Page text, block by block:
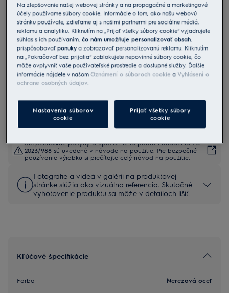
E4CM1-6ST
Prekvapkávací kávovar Create 4
2.6 (10)
Benefity
Začnite svoj deň neodolateľnou vôňou a chuťou čerstvej filtrovanej
kávy
Využite funkciu Aróma a pripravte si šálku kávy s výraznejšou chuťou.
Bezpečnostné pokyny a upozornenia podľa nariadenia EÚ
2023/988 sú uvedené v návode na použitie. Pre bezpečné
používanie výrobku si prečítajte celý návod na použitie.
Fotografie a videá v galérii na produktovej
stránke slúžia ako vizuálna referencia. Skutočné
vyhotovenie produktu sa môže v detailoch líšiť.
Kľúčové špecifikácie
Farba Nerezová oceľ
Na zlepšovanie našej webovej stránky a na propagačné a marketingové
účely používame súbory cookie. Informácie o tom, ako našu webovú
stránku používate, zdieľame aj s našimi partnermi pre sociálne médiá,
reklamu a analytiku. Kliknutím na „Prijať všetky súbory cookie“ vyjadrujete
súhlas s ich používaním,čo nám umožňuje personalizovať obsah,
prispôsobovaťponuky a zobrazovať personalizovanú reklamu. Kliknutím
na „Pokračovať bez prijatia“ zablokujete nepovinné súbory cookie, čo
môže ovplyvniť vaše používateľské prostredie a dostupné služby. Ďalšie
informácie nájdete v našomOznámení o súboroch cookie a Vyhlásení o
ochrane osobných údajov.
Nastavenia súborov
cookie
Prijať všetky súbory
cookie